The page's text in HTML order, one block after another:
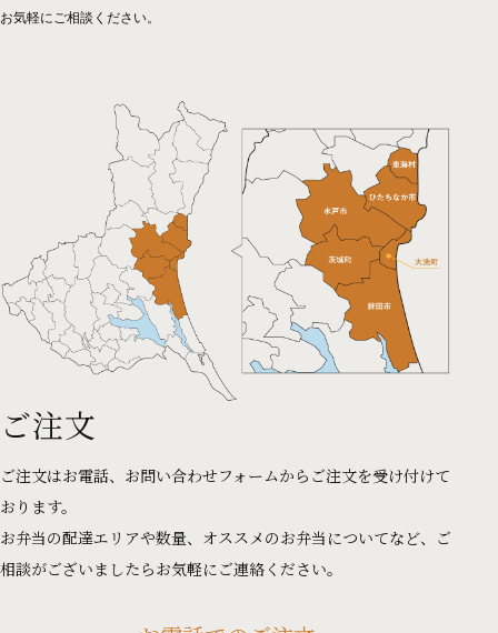
お気軽にご相談ください。
ご注文
ご注文はお電話、お問い合わせフォームからご注文を受け付けて
おります。
お弁当の配達エリアや数量、オススメのお弁当についてなど、ご
相談がございましたらお気軽にご連絡ください。